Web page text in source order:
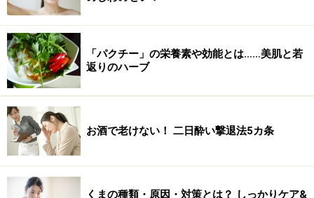
社交的な人は健康で幸せ
社交的な人は健康で幸福感が強いことが心理学の研究で明ら
かに！
です。人間は社会性が高く、誰かとつながっていること
「パクチー」の栄養素や効能とは……美肌と若
返りのハーブ
お酒で老けない！ 二日酔い撃退法5カ条
くまの種類・原因・対策とは？ しっかりケア&